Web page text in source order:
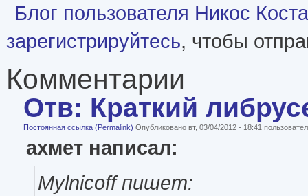
Блог пользователя Никос
зарегистрируйтесь, чтобы
Комментарии
Отв: Краткий
Постоянная ссылка (Permalink) Опубликовано вт, 03/04/2012 - 18:41
ахмет написал:
Mylnicoff пишет: